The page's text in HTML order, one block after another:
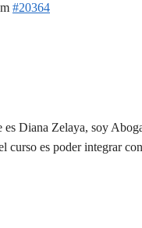
#20364
Diana Zelaya, soy
curso es poder integrar